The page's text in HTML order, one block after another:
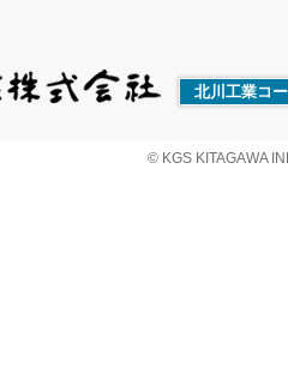
北川工業コ
© KGS KITAGAWA